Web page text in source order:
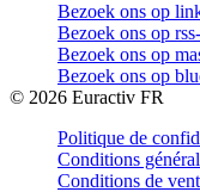
Bezoek ons op
Bezoek ons op
Bezoek ons op
Bezoek ons op
© 2026 Euractiv FR
Politique de
Conditions
Conditions de